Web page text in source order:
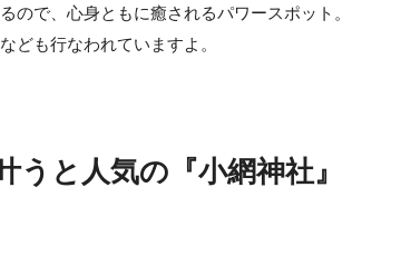
ので、心身ともに癒されるパワースポット。
ども行なわれていますよ。
うと人気の『小網神社』